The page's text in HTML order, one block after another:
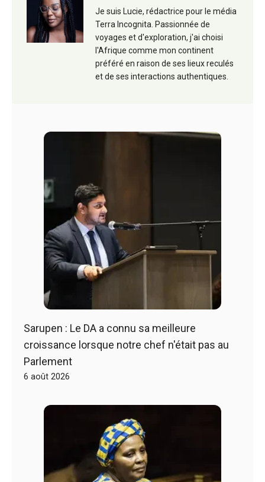
Je suis Lucie, rédactrice pour le média
Terra Incognita. Passionnée de
voyages et d'exploration, j'ai choisi
l'Afrique comme mon continent
préféré en raison de ses lieux reculés
et de ses interactions authentiques.
Sarupen : Le DA a connu sa meilleure
croissance lorsque notre chef n'était pas au
Parlement
6 août 2026